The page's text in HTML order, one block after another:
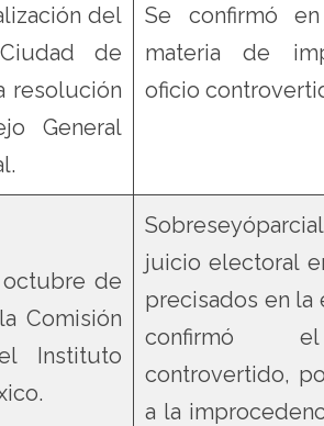
del
de
resolución
General
Se confirmó
materia de
oficio
de
Comisión
Instituto
juicio electoral
precisados en la
confirmó
controvertido,
a la